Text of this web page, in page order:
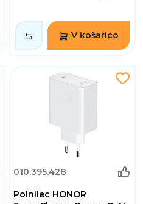
V košarico
010.395.428
Polnilec HONOR